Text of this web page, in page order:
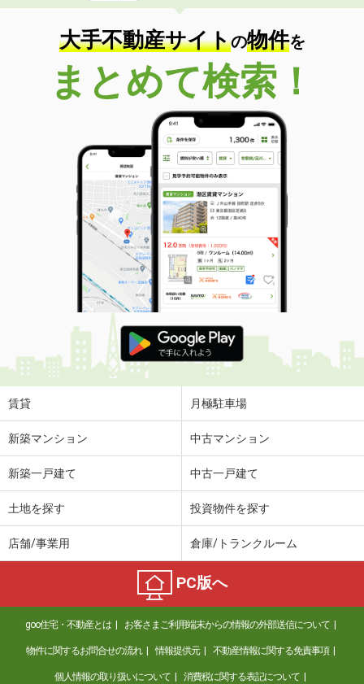
専有面積 20.06m²
間取り
1K
神奈川県横浜市港北区樽町２
価 格
16.40万円
神奈川県横浜市港北区樽町２
41.92m²
間取り
1LDK
神奈川県伊勢原市桜台３丁目
価 格
7.05万円
住 所
神奈川県伊勢原市桜台３丁目
専有面積 31.13m²
間取り
1LDK
神奈川県相模原市中央区淵野辺２丁目
価 格
5.80万円
住 所
神奈川県相模原市中央区淵野辺２丁目
専有面積
ワンルーム
神奈川県横浜市鶴見区矢向３
13.70万円
神奈川県横浜市鶴見区江ケ崎町
9.25万円
住 所
神奈川県横浜市鶴見区江ケ崎町
専有面積 25.96m²
間取り
1K
神奈川県川崎市幸区中幸町１
大手不動産サイトの物件を
まとめて検索！
賃貸 月極駐車場
新築マンション 中古マンション
新築一戸建て 中古一戸建て
土地を探す 投資物件を探す
店舗/事業用 倉庫/トランクルーム
PC版へ
goo住宅・不動産とは お客さまご利用端末からの情報の外部送信について
物件に関するお問合せの流れ 情報提供元 不動産情報に関する免責事項
個人情報の取り扱いについて 消費税に関する表記について